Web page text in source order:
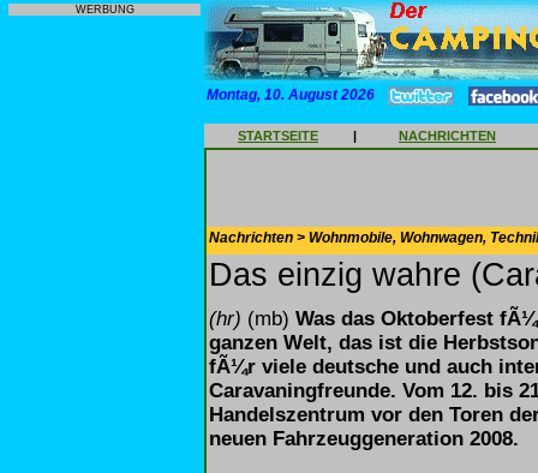
WERBUNG
Montag, 10. August 2026
STARTSEITE | NACHRICHTEN
Nachrichten > Wohnmobile, Wohnwagen,
Das einzig wahre
(hr) (mb) Was das Oktoberfest
ganzen Welt, das ist die
fÃ¼r viele deutsche und auch
Caravaningfreunde. Vom 12. bis
Handelszentrum vor den Toren
neuen Fahrzeuggeneration 2008.